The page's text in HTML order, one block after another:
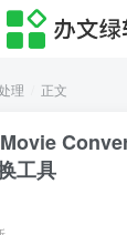
理 正文
工具